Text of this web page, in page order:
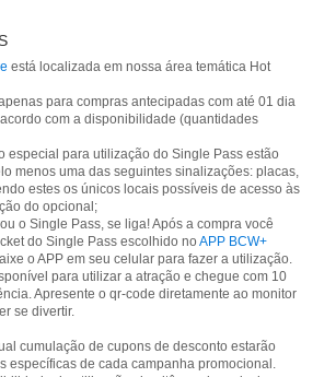
está localizada em nossa área temática Hot
para compras antecipadas com até 01 dia
com a disponibilidade (quantidades
especial para utilização do Single Pass estão
menos uma das seguintes sinalizações: placas,
estes os únicos locais possíveis de acesso às
do opcional;
o Single Pass, se liga! Após a compra você
do Single Pass escolhido no APP BCW+
o APP em seu celular para fazer a utilização.
para utilizar a atração e chegue com 10
Apresente o qr-code diretamente ao monitor
se divertir.
cumulação de cupons de desconto estarão
específicas de cada campanha promocional.